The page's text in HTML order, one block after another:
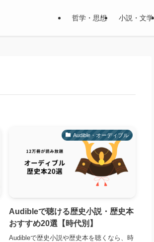
哲学・思想 小説・文学
Audible・オーディブル
Audibleで聴ける歴史小説・歴史本
おすすめ20選【時代別】
Audibleで歴史小説や歴史本を聴くなら、時